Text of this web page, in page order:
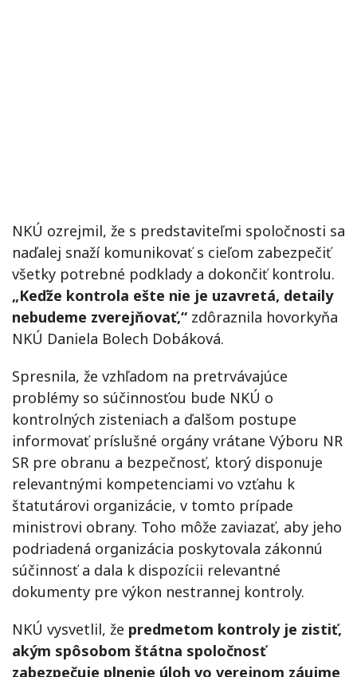
NKÚ ozrejmil, že s predstaviteľmi spoločnosti sa
naďalej snaží komunikovať s cieľom zabezpečiť
všetky potrebné podklady a dokončiť kontrolu.
„Keďže kontrola ešte nie je uzavretá, detaily
nebudeme zverejňovať,“ zdôraznila hovorkyňa
NKÚ Daniela Bolech Dobáková.
Spresnila, že vzhľadom na pretrvávajúce
problémy so súčinnosťou bude NKÚ o
kontrolných zisteniach a ďalšom postupe
informovať príslušné orgány vrátane Výboru NR
SR pre obranu a bezpečnosť, ktorý disponuje
relevantnými kompetenciami vo vzťahu k
štatutárovi organizácie, v tomto prípade
ministrovi obrany. Toho môže zaviazať, aby jeho
podriadená organizácia poskytovala zákonnú
súčinnosť a dala k dispozícii relevantné
dokumenty pre výkon nestrannej kontroly.
NKÚ vysvetlil, že predmetom kontroly je zistiť,
akým spôsobom štátna spoločnosť
zabezpečuje plnenie úloh vo verejnom záujme